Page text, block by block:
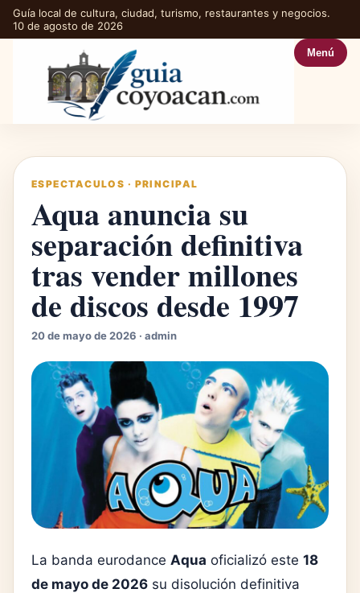
Guía local de cultura, ciudad, turismo, restaurantes y negocios.
10 de agosto de 2026
Menú
ESPECTACULOS · PRINCIPAL
Aqua anuncia su
separación definitiva
tras vender millones
de discos desde 1997
20 de mayo de 2026 · admin
La banda eurodance Aqua oficializó este 18
de mayo de 2026 su disolución definitiva